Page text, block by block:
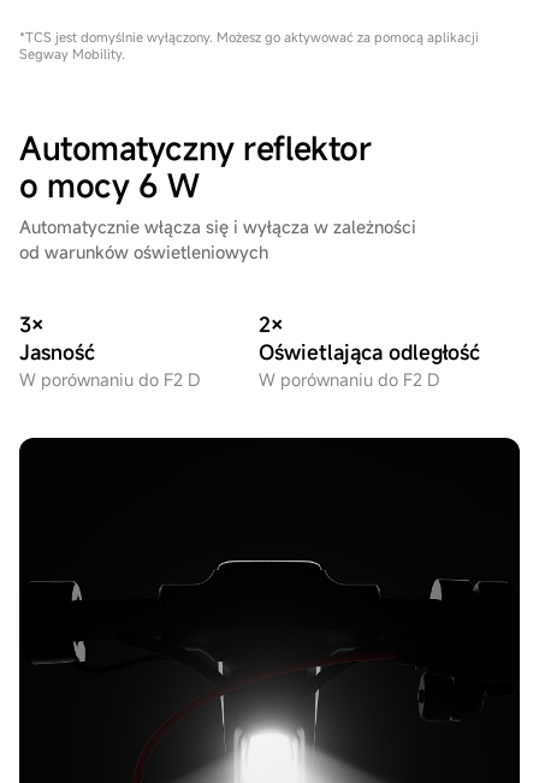
*TCS jest domyślnie wyłączony. Możesz go aktywować za pomocą aplikacji
Segway Mobility.
Automatyczny reflektor
o mocy 6 W
Automatycznie włącza się i wyłącza w zależności
od warunków oświetleniowych
3×
Jasność
W porównaniu do F2 D
2×
Oświetlająca odległość
W porównaniu do F2 D